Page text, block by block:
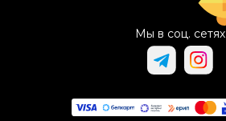
Мы в соц. сетях